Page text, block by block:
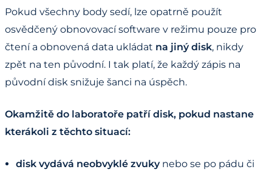
Pokud všechny body sedí, lze opatrně použít
osvědčený obnovovací software v režimu pouze pro
čtení a obnovená data ukládat na jiný disk, nikdy
zpět na ten původní. I tak platí, že každý zápis na
původní disk snižuje šanci na úspěch.
Okamžitě do laboratoře patří disk, pokud nastane
kterákoli z těchto situací:
disk vydává neobvyklé zvukynebo se po pádu či